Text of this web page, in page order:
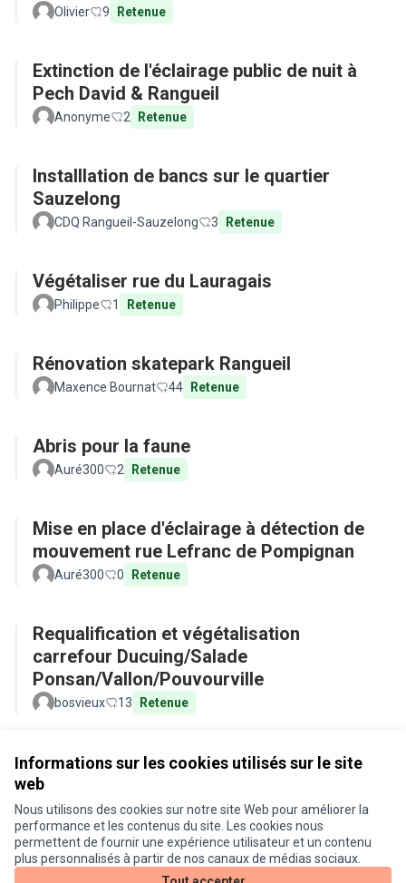
Informations sur les cookies utilisés sur le site
web
Nous utilisons des cookies sur notre site Web pour améliorer la
performance et les contenus du site. Les cookies nous
permettent de fournir une expérience utilisateur et un contenu
plus personnalisés à partir de nos canaux de médias sociaux.
Olivier 9 Retenue
Extinction de l'éclairage public de nuit à
Pech David & Rangueil
Anonyme 2 Retenue
Installlation de bancs sur le quartier
Sauzelong
CDQ Rangueil-Sauzelong 3 Retenue
Végétaliser rue du Lauragais
Philippe 1 Retenue
Rénovation skatepark Rangueil
Maxence Bournat 44 Retenue
Abris pour la faune
Auré300 2 Retenue
Mise en place d'éclairage à détection de
mouvement rue Lefranc de Pompignan
Auré300 0 Retenue
Requalification et végétalisation
carrefour Ducuing/Salade
Ponsan/Vallon/Pouvourville
bosvieux 13 Retenue
Conditions d'utilisation
Paramètres des cookies
Je participe ! sur X
(Lien externe)
Je participe ! sur Facebook
Je participe ! sur Instagram